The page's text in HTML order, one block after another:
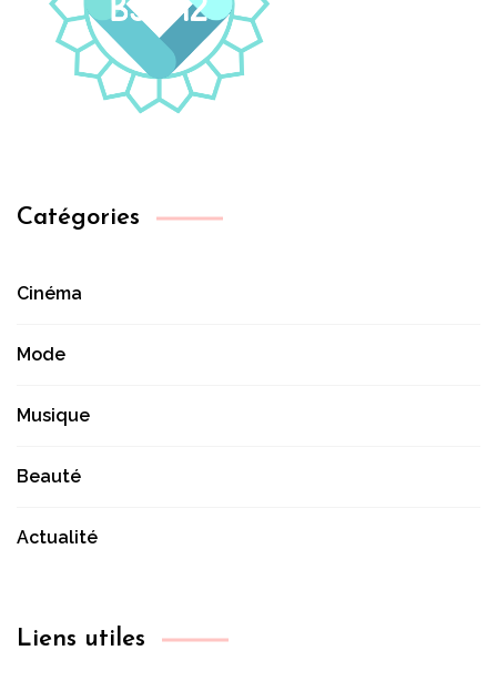
Catégories
Cinéma
Mode
Musique
Beauté
Actualité
Liens utiles